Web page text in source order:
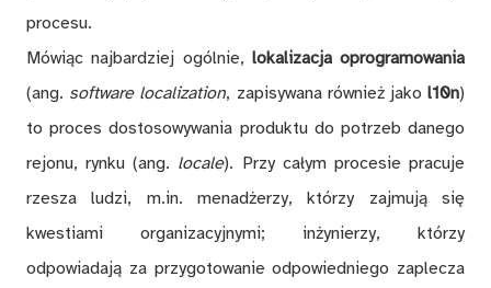
procesu.
Mówiąc najbardziej ogólnie, lokalizacja oprogramowania
(ang. software localization, zapisywana również jakol10n)
to proces dostosowywania produktu do potrzeb danego
rejonu, rynku (ang. locale). Przy całym procesie pracuje
rzesza ludzi, m.in. menadżerzy, którzy zajmują się
kwestiami organizacyjnymi; inżynierzy, którzy
odpowiadają za przygotowanie odpowiedniego zaplecza